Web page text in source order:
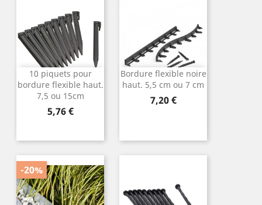
10 piquets pour
bordure flexible haut.
7,5 ou 15cm
Prix
5,76 €
Bordure flexible noire
haut. 5,5 cm ou 7 cm
Prix
7,20 €
-20%